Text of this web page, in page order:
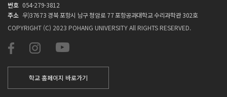
번호 054-279-3812
주소 우)37673 경북 포항시 남구 청암로 77 포항공과대학교 수리과학관 302호
COPYRIGHT (C) 2023 POHANG UNIVERSITY All RIGHTS RESERVED.
학교 홈페이지 바로가기